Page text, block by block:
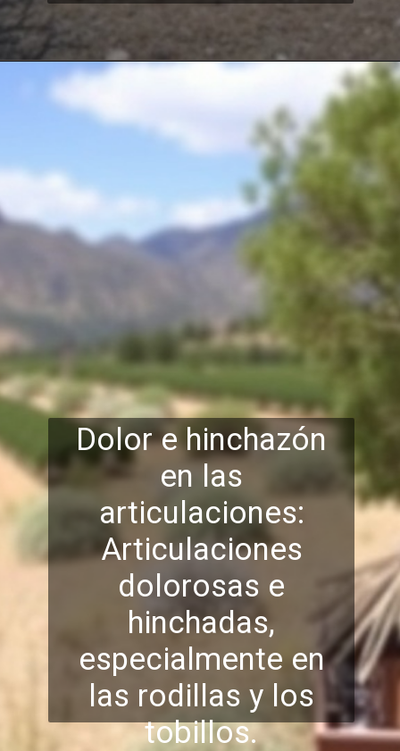
Dolor e hinchazón
en las
articulaciones:
Articulaciones
dolorosas e
hinchadas,
especialmente en
las rodillas y los
tobillos.